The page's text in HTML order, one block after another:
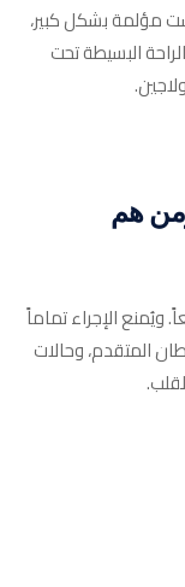
وهي ليست مؤلمة بشكل كبير،
البسيطة تحت
ومن هم
ويُمنع الإجراء تماماً
المتقدم، وحالات